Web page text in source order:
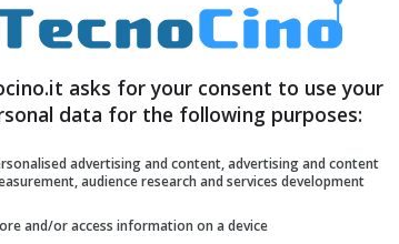
0.74x (equivalente di una
pixel e riproduzione del colore
l’inquadratura, forse l’unico
sensibile che può confondere il
dell’occhio al mirino spegnendo lo
va da 1/4000 secondi a 60
asks for your consent to use your
data for the following purposes:
advertising and content, advertising and content
audience research and services development
and/or access information on a device